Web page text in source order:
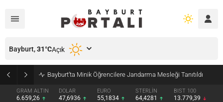
Bayburt’ta Minik Öğrencilere Jandarma Mesleği Tanıtıldı
GRAM ALTIN
6.659,26
DOLAR
47,6936
EURO
55,1834
STERLİN
64,4281
BIST 100
13.779,39
Bayburt,31°CAçık